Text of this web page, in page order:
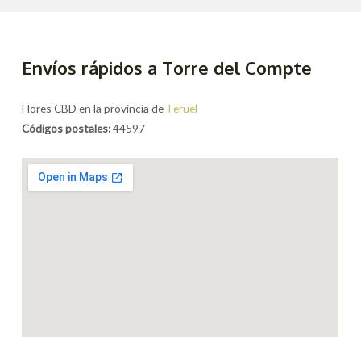
Envíos rápidos a Torre del Compte
Flores CBD en la provincia de Teruel
Códigos postales:44597